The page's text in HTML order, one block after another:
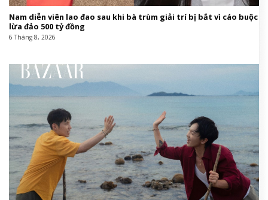
Nam diễn viên lao đao sau khi bà trùm giải trí bị bắt vì cáo buộc
lừa đảo 500 tỷ đồng
6 Tháng 8, 2026